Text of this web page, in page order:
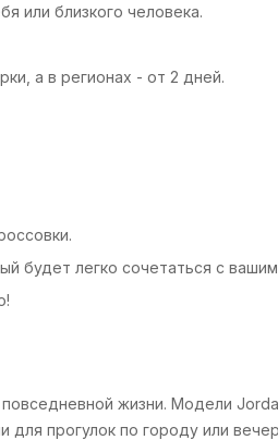
или близкого человека.
а в регионах - от 2 дней.
будет легко сочетаться с
жизни. Модели
прогулок по городу или